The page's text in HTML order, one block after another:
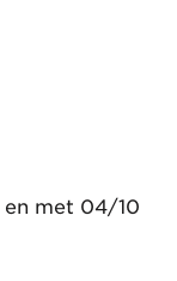
met 04/10